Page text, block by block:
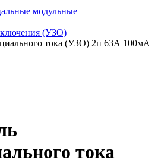
модульные
(УЗО)
тока (УЗО) 2п 63А 100мА
тока